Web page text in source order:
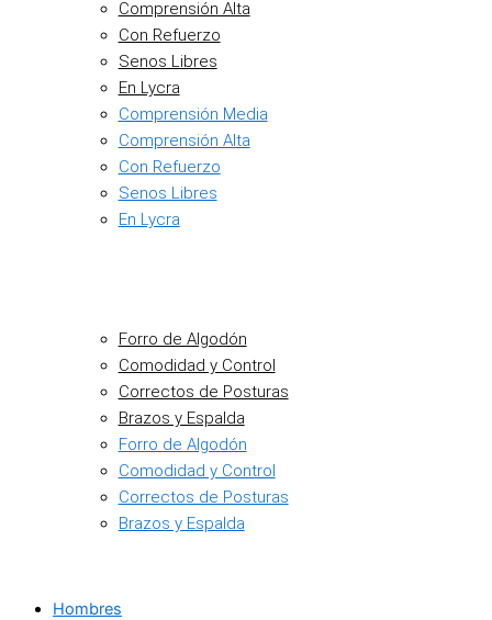
Comprensión Alta
Con Refuerzo
Senos Libres
En Lycra
Comprensión Media
Comprensión Alta
Con Refuerzo
Senos Libres
En Lycra
Forro de Algodón
Comodidad y Control
Correctos de Posturas
Brazos y Espalda
Forro de Algodón
Comodidad y Control
Correctos de Posturas
Brazos y Espalda
Hombres